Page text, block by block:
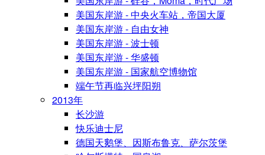
美国东岸游 - 中央火车站，帝国大厦
美国东岸游 - 自由女神
美国东岸游 - 波士顿
美国东岸游 - 华盛顿
美国东岸游 - 国家航空博物馆
端午节再临兴坪阳朔
2013年
长沙游
快乐迪士尼
德国天鹅堡、因斯布鲁克、萨尔茨堡